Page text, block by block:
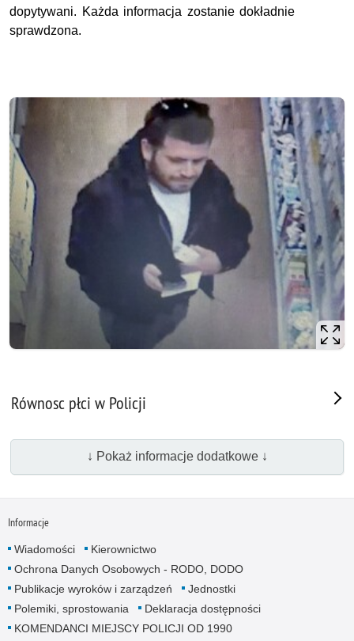
dopytywani. Każda informacja zostanie dokładnie
sprawdzona.
Równosc płci w Policji
↓ Pokaż informacje dodatkowe ↓
Informacje
Wiadomości
Kierownictwo
Ochrona Danych Osobowych - RODO, DODO
Publikacje wyroków i zarządzeń
Jednostki
Polemiki, sprostowania
Deklaracja dostępności
KOMENDANCI MIEJSCY POLICJI OD 1990